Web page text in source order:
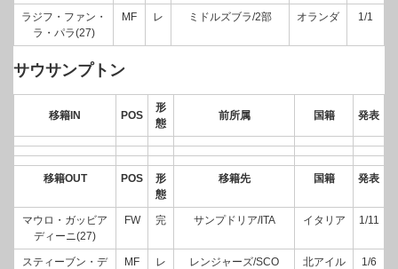
ラジフ・ファン・
ラ・パラ(27)
MF レ ミドルズブラ/2部 オランダ 1/1
サウサンプトン
移籍IN POS
形
態
前所属 国籍 発表
移籍OUT POS
形
態
移籍先 国籍 発表
マウロ・ガッビア
ディーニ(27)
FW 完 サンプドリア/ITA イタリア 1/11
スティーブン・デ
MF レ レンジャーズ/SCO
北アイル
1/6